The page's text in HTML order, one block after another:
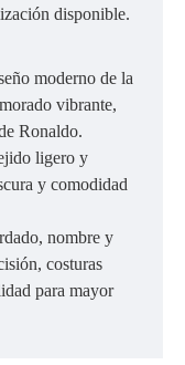
disponible.
moderno de la
vibrante,
Ronaldo.
ligero y
y comodidad
nombre y
costuras
para mayor